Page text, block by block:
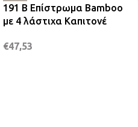
191 Β Επίστρωμα Bamboo
με 4 λάστιχα Καπιτονέ
€47,53